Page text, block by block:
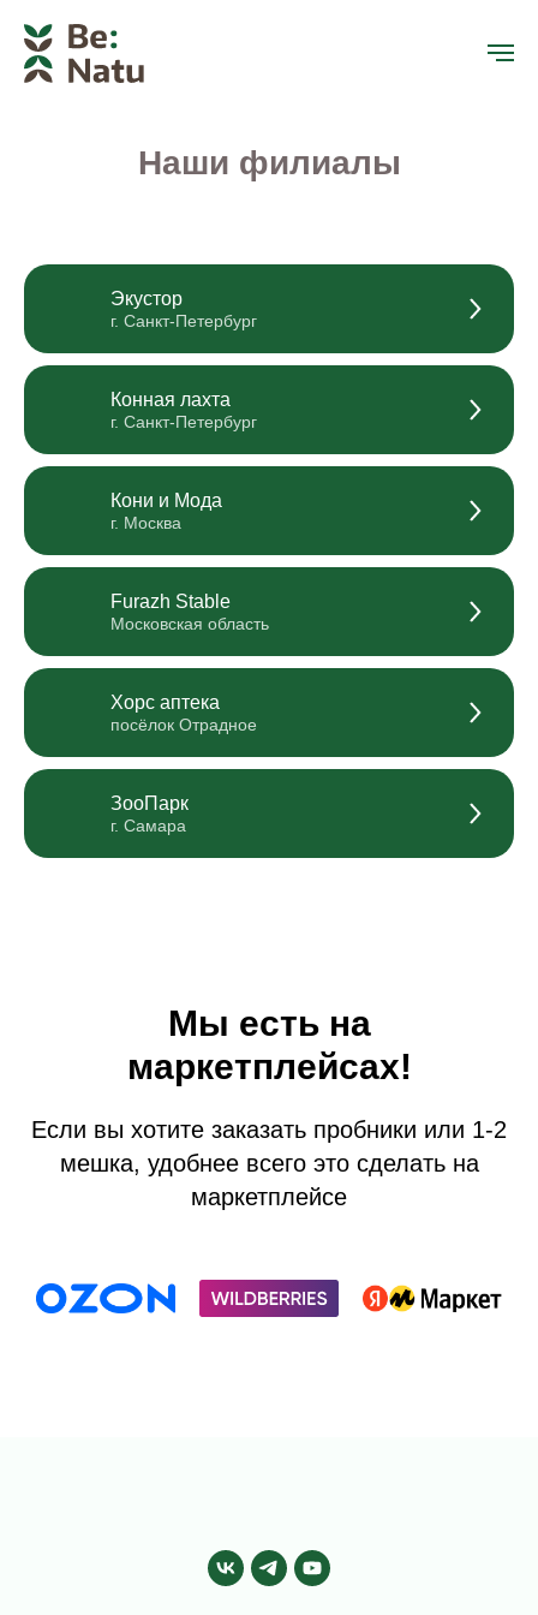
Наши филиалы
Экустор
г. Санкт-Петербург
Конная лахта
г. Санкт-Петербург
Кони и Мода
г. Москва
Furazh Stable
Московская область
Хорс аптека
посёлок Отрадное
ЗооПарк
г. Самара
Мы есть на
маркетплейсах!
Если вы хотите заказать пробники или 1-2
мешка, удобнее всего это сделать на
маркетплейсе